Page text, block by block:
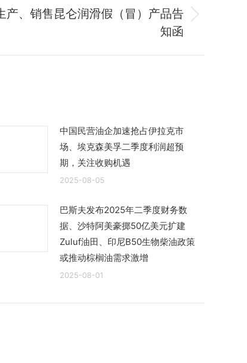
产、销售昆仑润滑假（冒）产品告
知函
中国民营油企加速抢占伊拉克市
场、埃克森美孚二季度利润超预
期，关注收购机遇
2025-08-05
巴斯夫发布2025年二季度财务数
据、沙特阿美豪掷50亿美元扩建
Zuluf油田、印尼B50生物柴油政策
或推动棕榈油需求激增
2025-08-01